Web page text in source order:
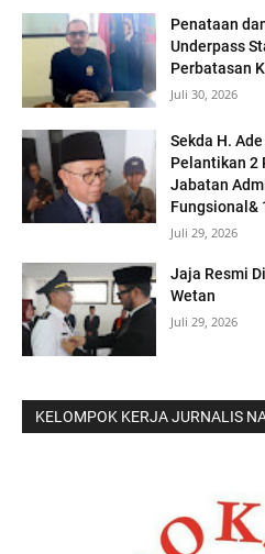
Penataan
Underpass
Perbatasan
Juli 30, 2026
Sekda H.
Pelantikan 2
Jabatan
Fungsional&
Juli 29, 2026
Jaja Resmi
Wetan
Juli 29, 2026
KELOMPOK KERJA JURNALIS